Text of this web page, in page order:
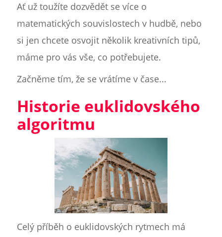
Ať už toužíte dozvědět se více o
matematických souvislostech v hudbě, nebo
si jen chcete osvojit několik kreativních tipů,
máme pro vás vše, co potřebujete.
Začněme tím, že se vrátíme v čase...
Historie euklidovského
algoritmu
Celý příběh o euklidovských rytmech má